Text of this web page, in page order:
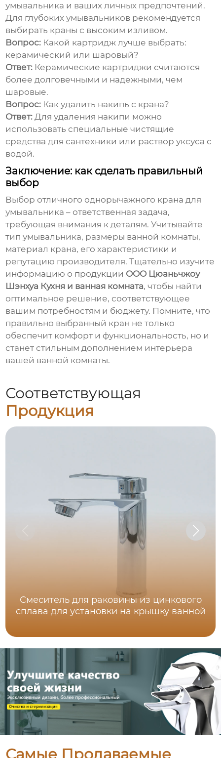
умывальника и ваших личных предпочтений.
Для глубоких умывальников рекомендуется
выбирать краны с высоким изливом.
Вопрос: Какой картридж лучше выбрать:
керамический или шаровый?
Ответ: Керамические картриджи считаются
более долговечными и надежными, чем
шаровые.
Вопрос: Как удалить накипь с крана?
Ответ: Для удаления накипи можно
использовать специальные чистящие
средства для сантехники или раствор уксуса с
водой.
Заключение: как сделать правильный
выбор
Выбор отличного однорычажного крана для
умывальника – ответственная задача,
требующая внимания к деталям. Учитывайте
тип умывальника, размеры ванной комнаты,
материал крана, его характеристики и
репутацию производителя. Тщательно изучите
информацию о продукции ООО Цюаньчжоу
Шэнхуа Кухня и ванная комната, чтобы найти
оптимальное решение, соответствующее
вашим потребностям и бюджету. Помните, что
правильно выбранный кран не только
обеспечит комфорт и функциональность, но и
станет стильным дополнением интерьера
вашей ванной комнаты.
Соответствующая
Продукция
Смеситель для раковины из цинкового
сплава для установки на крышку ванной